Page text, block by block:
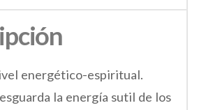
energético-espiritual.
la energía sutil de los